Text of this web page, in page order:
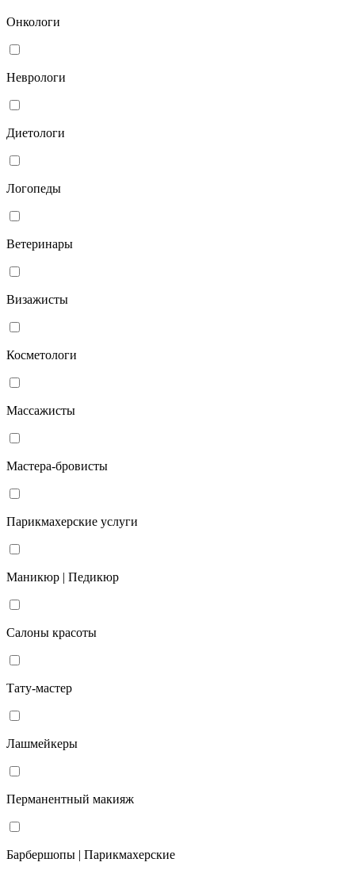
Онкологи
Неврологи
Диетологи
Логопеды
Ветеринары
Визажисты
Косметологи
Массажисты
Мастера-бровисты
Парикмахерские услуги
Маникюр | Педикюр
Салоны красоты
Тату-мастер
Лашмейкеры
Перманентный макияж
Барбершопы | Парикмахерские